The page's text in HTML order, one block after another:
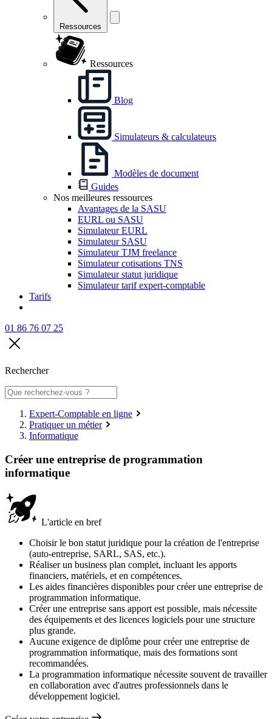
Ressources
Ressources
Blog
Simulateurs & calculateurs
Modèles de document
Guides
Nos meilleures ressources
Avantages de la SASU
EURL ou SASU
Simulateur EURL
Simulateur SASU
Simulateur TJM freelance
Simulateur cotisations TNS
Simulateur statut juridique
Simulateur tarif expert-comptable
Tarifs
01 86 76 07 25
Rechercher
Expert-Comptable en ligne
Pratiquer un métier
Informatique
Créer une entreprise de programmation
informatique
L'article en bref
Choisir le bon statut juridique pour la création de l'entreprise
(auto-entreprise, SARL, SAS, etc.).
Réaliser un business plan complet, incluant les apports
financiers, matériels, et en compétences.
Les aides financières disponibles pour créer une entreprise de
programmation informatique.
Créer une entreprise sans apport est possible, mais nécessite
des équipements et des licences logiciels pour une structure
plus grande.
Aucune exigence de diplôme pour créer une entreprise de
programmation informatique, mais des formations sont
recommandées.
La programmation informatique nécessite souvent de travailler
en collaboration avec d'autres professionnels dans le
développement logiciel.